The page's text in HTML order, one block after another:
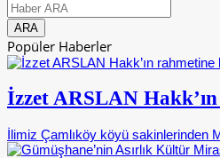
Popüler Haberler
İzzet ARSLAN
İlimiz Çamlıköy köyü sakinlerinden